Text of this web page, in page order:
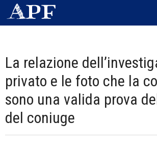
La relazione
privato e le foto che la
sono una valida prova
del coniuge